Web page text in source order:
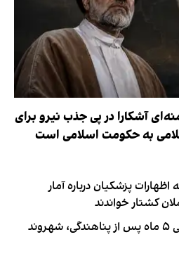
آشکارا در پی جذب نیرو برای
به حکومت اسلامی است
پزشکیان درباره آمار
کشتار خواندند
دو فوتبالیست زن ایرانی ۵ ماه پس از پناهندگی، شهروند